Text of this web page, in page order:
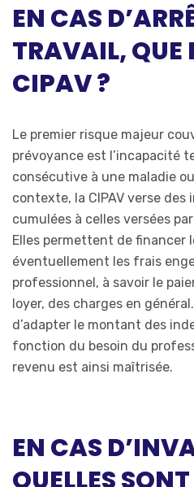
EN CAS
TRAVAIL, QUE
CIPAV ?
Le premier risque majeur
prévoyance est l’incapacité
consécutive à une maladie
contexte, la CIPAV verse
cumulées à celles versées
Elles permettent de financer
éventuellement les frais
professionnel, à savoir le
loyer, des charges en
d’adapter le montant des
fonction du besoin du
revenu est ainsi maîtrisée.
EN CAS
QUELLES SONT